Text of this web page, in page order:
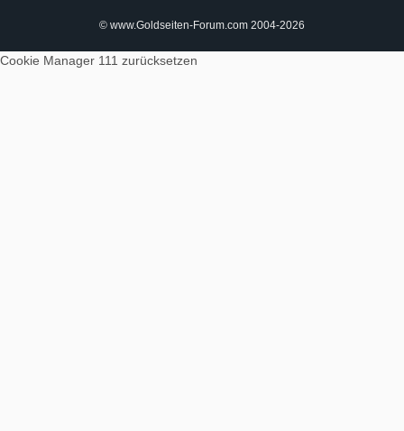
© www.Goldseiten-Forum.com 2004-2026
Cookie Manager 111 zurücksetzen